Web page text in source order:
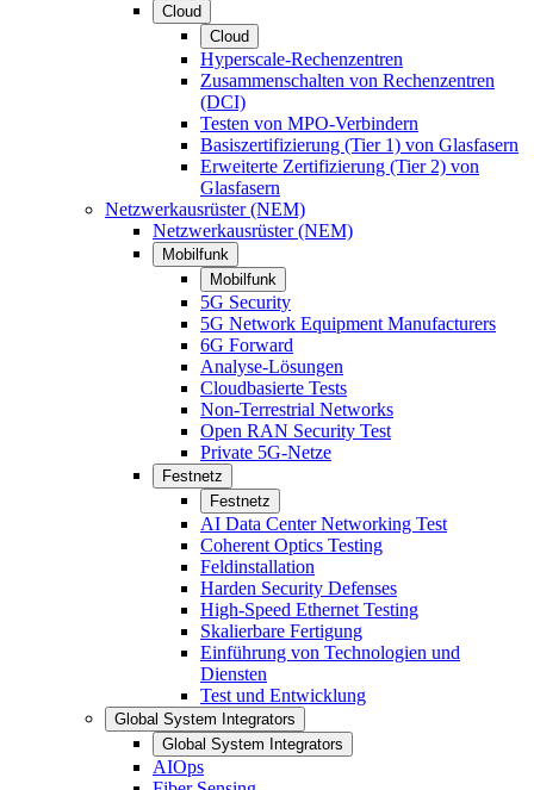
Cloud
Cloud
Hyperscale-Rechenzentren
Zusammenschalten von Rechenzentren
(DCI)
Testen von MPO-Verbindern
Basiszertifizierung (Tier 1) von Glasfasern
Erweiterte Zertifizierung (Tier 2) von
Glasfasern
Netzwerkausrüster (NEM)
Netzwerkausrüster (NEM)
Mobilfunk
Mobilfunk
5G Security
5G Network Equipment Manufacturers
6G Forward
Analyse-Lösungen
Cloudbasierte Tests
Non-Terrestrial Networks
Open RAN Security Test
Private 5G-Netze
Festnetz
Festnetz
AI Data Center Networking Test
Coherent Optics Testing
Feldinstallation
Harden Security Defenses
High-Speed Ethernet Testing
Skalierbare Fertigung
Einführung von Technologien und
Diensten
Test und Entwicklung
Global System Integrators
Global System Integrators
AIOps